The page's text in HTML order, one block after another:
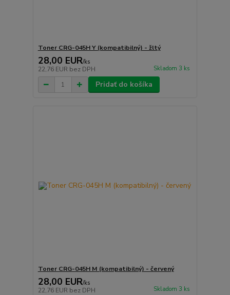
Toner CRG-045H Y (kompatibilný) - žltý
28,00 EUR/ks
22,76 EUR bez DPH Skladom 3 ks
Pridať do košíka
Toner CRG-045H M (kompatibilný) - červený
28,00 EUR/ks
22,76 EUR bez DPH Skladom 3 ks